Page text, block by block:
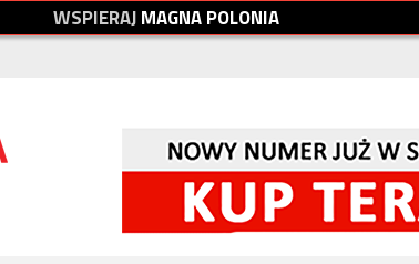
WSPIERAJMAGNAPOLONIA